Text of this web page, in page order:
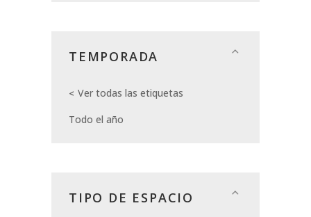
TEMPORADA
Ver todas las etiquetas
Todo el año
TIPO DE ESPACIO